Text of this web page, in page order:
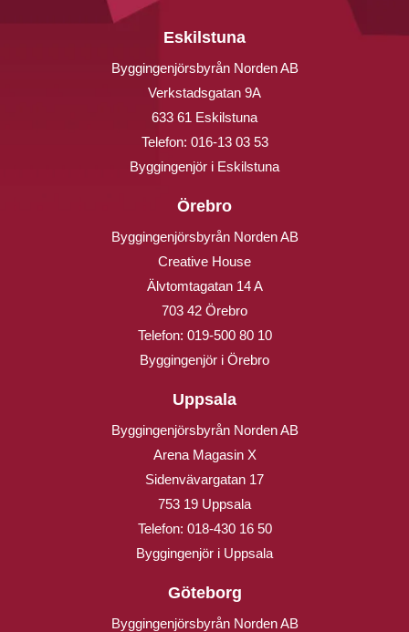
Eskilstuna
Byggingenjörsbyrån Norden AB
Verkstadsgatan 9A
633 61 Eskilstuna
Telefon: 016-13 03 53
Byggingenjör i Eskilstuna
Örebro
Byggingenjörsbyrån Norden AB
Creative House
Älvtomtagatan 14 A
703 42 Örebro
Telefon: 019-500 80 10
Byggingenjör i Örebro
Uppsala
Byggingenjörsbyrån Norden AB
Arena Magasin X
Sidenvävargatan 17
753 19 Uppsala
Telefon: 018-430 16 50
Byggingenjör i Uppsala
Göteborg
Byggingenjörsbyrån Norden AB